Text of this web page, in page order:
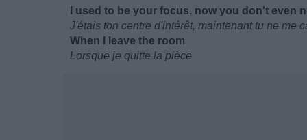
I used to be your focus, now you don't even
J'étais ton centre d'intérêt, maintenant tu ne me
When I leave the room
Lorsque je quitte la pièce